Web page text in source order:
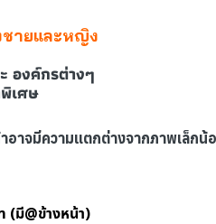
ชายและหญิง
องค์กรต่างๆ
เศษ
อาจมีความแตกต่างจากภาพเล็
มี@ข้างหน้า)